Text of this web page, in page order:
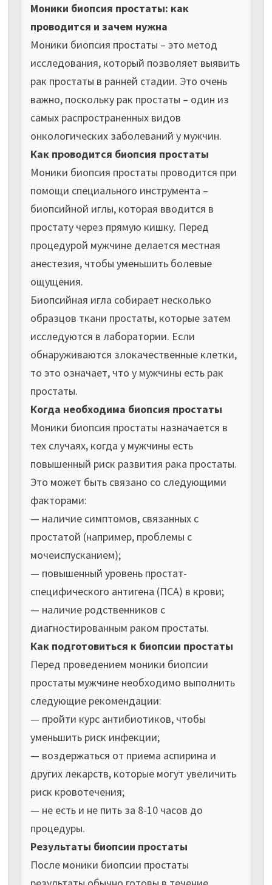
Моники биопсия простаты: как
проводится и зачем нужна
Моники биопсия простаты – это метод
исследования, который позволяет выявить
рак простаты в ранней стадии. Это очень
важно, поскольку рак простаты – один из
самых распространенных видов
онкологических заболеваний у мужчин.
Как проводится биопсия простаты
Моники биопсия простаты проводится при
помощи специального инструмента –
биопсийной иглы, которая вводится в
простату через прямую кишку. Перед
процедурой мужчине делается местная
анестезия, чтобы уменьшить болевые
ощущения.
Биопсийная игла собирает несколько
образцов ткани простаты, которые затем
исследуются в лаборатории. Если
обнаруживаются злокачественные клетки,
то это означает, что у мужчины есть рак
простаты.
Когда необходима биопсия простаты
Моники биопсия простаты назначается в
тех случаях, когда у мужчины есть
повышенный риск развития рака простаты.
Это может быть связано со следующими
факторами:
— наличие симптомов, связанных с
простатой (например, проблемы с
мочеиспусканием);
— повышенный уровень простат-
специфического антигена (ПСА) в крови;
— наличие родственников с
диагностированным раком простаты.
Как подготовиться к биопсии простаты
Перед проведением моники биопсии
простаты мужчине необходимо выполнить
следующие рекомендации:
— пройти курс антибиотиков, чтобы
уменьшить риск инфекции;
— воздержаться от приема аспирина и
других лекарств, которые могут увеличить
риск кровотечения;
— не есть и не пить за 8-10 часов до
процедуры.
Результаты биопсии простаты
После моники биопсии простаты